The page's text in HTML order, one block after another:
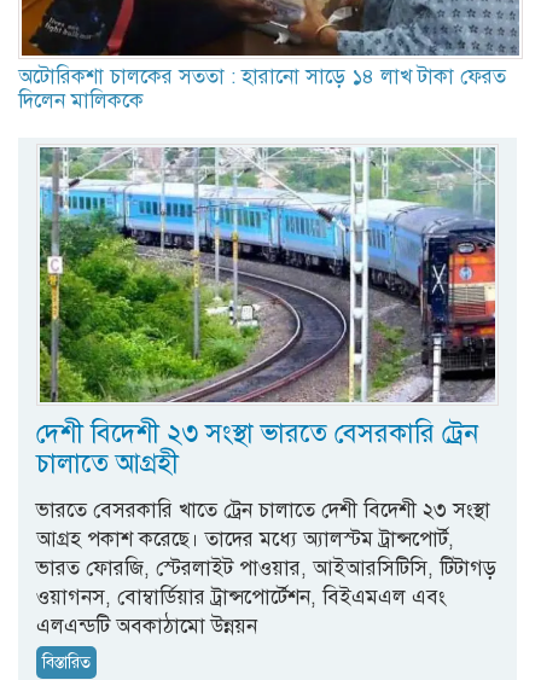
অটোরিকশা চালকের সততা : হারানো সাড়ে ১৪ লাখ টাকা ফেরত
দিলেন মালিককে
দেশী বিদেশী ২৩ সংস্থা ভারতে বেসরকারি ট্রেন
চালাতে আগ্রহী
ভারতে বেসরকারি খাতে ট্রেন চালাতে দেশী বিদেশী ২৩ সংস্থা
আগ্রহ পকাশ করেছে। তাদের মধ্যে অ্যালস্টম ট্রান্সপোর্ট,
ভারত ফোরজি, স্টেরলাইট পাওয়ার, আইআরসিটিসি, টিটাগড়
ওয়াগনস, বোম্বার্ডিয়ার ট্রান্সপোর্টেশন, বিইএমএল এবং
এলএন্ডটি অবকাঠামো উন্নয়ন
বিস্তারিত